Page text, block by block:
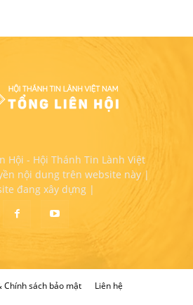
Hội - Hội Thánh Tin Lành Việt
nội dung trên website này |
đang xây dựng |
Chính sách bảo mật Liên hệ